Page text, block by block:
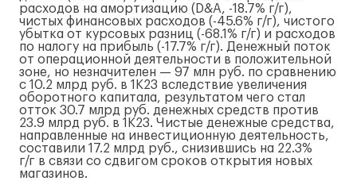
расходов на амортизацию (D&A, -18.7% г/г),
чистых финансовых расходов (-45.6% г/г), чистого
убытка от курсовых разниц (-68.1% г/г) и расходов
по налогу на прибыль (-17.7% г/г). Денежный поток
от операционной деятельности в положительной
зоне, но незначителен — 97 млн руб. по сравнению
с 10.2 млрд руб. в 1К23 вследствие увеличения
оборотного капитала, результатом чего стал
отток 30.7 млрд руб. денежных средств против
23.9 млрд руб. в 1К23. Чистые денежные средства,
направленные на инвестиционную деятельность,
составили 17.2 млрд руб., снизившись на 22.3%
г/г в связи со сдвигом сроков открытия новых
магазинов.